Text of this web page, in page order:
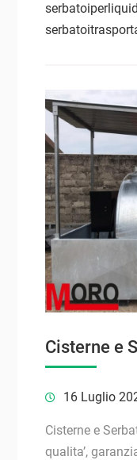
Cisterne e
16 Luglio
Cisterne e
qualita’,